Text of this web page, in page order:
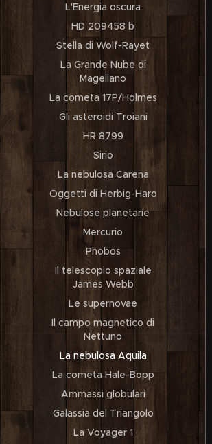
L'Energia oscura
HD 209458 b
Stella di Wolf-Rayet
La Grande Nube di
Magellano
La cometa 17P/Holmes
Gli asteroidi Troiani
HR 8799
Sirio
La nebulosa Carena
Oggetti di Herbig-Haro
Nebulose planetarie
Mercurio
Phobos
Il telescopio spaziale
James Webb
Le supernovae
Il campo magnetico di
Nettuno
La nebulosa Aquila
La cometa Hale-Bopp
Ammassi globulari
Galassia del Triangolo
La Voyager 1